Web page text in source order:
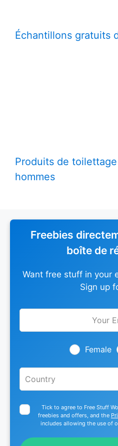
Échantillons gratuits
Produits de
hommes
Freebies
boîte de
Want free stuff in your
Sign up
Leave
Female
Tick to agree to Free Stuff
freebies and offers, and the
includes allowing the use of